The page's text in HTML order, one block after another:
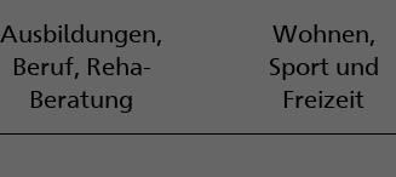
Ausbildungen,
Beruf, Reha-
Beratung
Wohnen,
Sport und
Freizeit